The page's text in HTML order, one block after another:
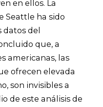
en ellos. La
Seattle ha sido
datos del
que, a
americanas, las
ofrecen elevada
son invisibles a
de este análisis de